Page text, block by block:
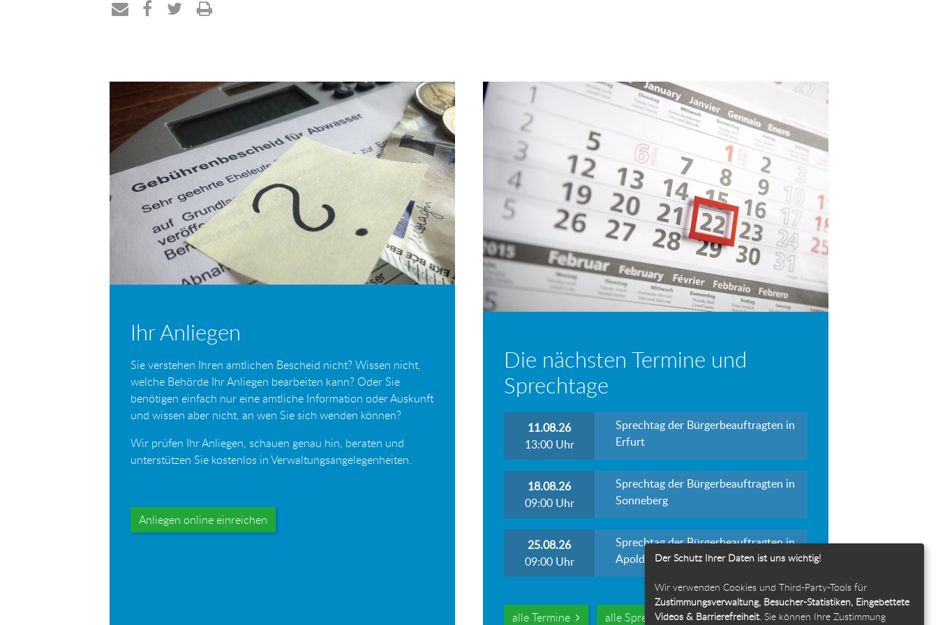
E-
Mail
Facebook
Twitter
Ihr Anliegen
Sie verstehen Ihren amtlichen Bescheid nicht? Wissen nicht,
welche Behörde Ihr Anliegen bearbeiten kann? Oder Sie
benötigen einfach nur eine amtliche Information oder Auskunft
und wissen aber nicht, an wen Sie sich wenden können?
Wir prüfen Ihr Anliegen, schauen genau hin, beraten und
unterstützen Sie kostenlos in Verwaltungsangelegenheiten.
Anliegen online einreichen
Die nächsten Termine und
Sprechtage
11.08.26
13:00 Uhr
Sprechtag der Bürgerbeauftragten in
Erfurt
18.08.26
09:00 Uhr
Sprechtag der Bürgerbeauftragten in
Sonneberg
25.08.26
09:00 Uhr
Sprechtag der Bürgerbeauftragten in
Apolda
alle Termine alle Sprechtage
Der Schutz Ihrer Daten ist uns wichtig!
Wir verwenden Cookies und Third-Party-Tools für
Zustimmungsverwaltung, Besucher-Statistiken, Eingebettete
Videos & Barrierefreiheit. Sie können Ihre Zustimmung